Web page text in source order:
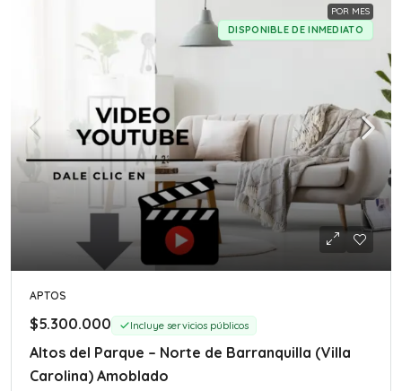
POR MES
DISPONIBLE DE INMEDIATO
APTOS
$5.300.000 Incluye servicios públicos
Altos del Parque – Norte de Barranquilla (Villa
Carolina) Amoblado